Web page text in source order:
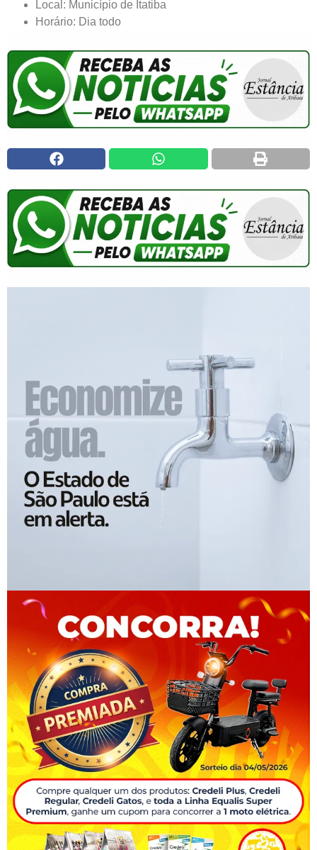
Local: Município de Itatiba
Horário: Dia todo